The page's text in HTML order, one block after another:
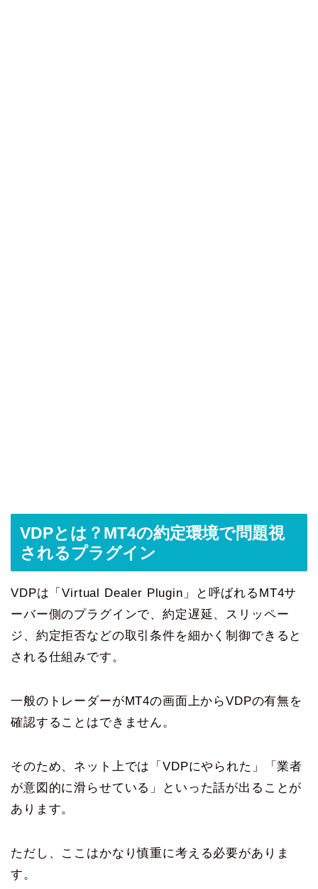
VDPとは？MT4の約定環境で問題視
されるプラグイン
VDPは「Virtual Dealer Plugin」と呼ばれるMT4サ
ーバー側のプラグインで、約定遅延、スリッペー
ジ、約定拒否などの取引条件を細かく制御できると
される仕組みです。
一般のトレーダーがMT4の画面上からVDPの有無を
確認することはできません。
そのため、ネット上では「VDPにやられた」「業者
が意図的に滑らせている」といった話が出ることが
あります。
ただし、ここはかなり慎重に考える必要がありま
す。